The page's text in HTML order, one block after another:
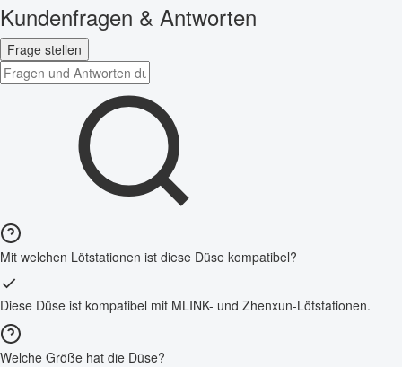
Kundenfragen & Antworten
Frage stellen
Mit welchen Lötstationen ist diese Düse kompatibel?
Diese Düse ist kompatibel mit MLINK- und Zhenxun-Lötstationen.
Welche Größe hat die Düse?